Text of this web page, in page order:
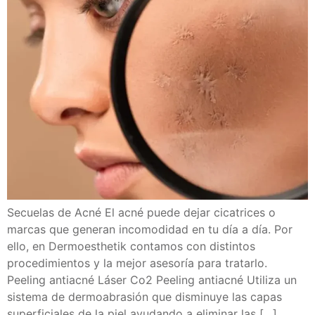
Secuelas de Acné El acné puede dejar cicatrices o
marcas que generan incomodidad en tu día a día. Por
ello, en Dermoesthetik contamos con distintos
procedimientos y la mejor asesoría para tratarlo.
Peeling antiacné Láser Co2 Peeling antiacné Utiliza un
sistema de dermoabrasión que disminuye las capas